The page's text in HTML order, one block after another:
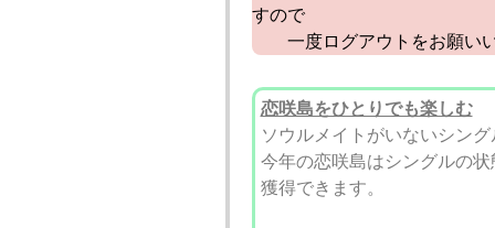
すので
一度ログアウトをお願い
恋咲島をひとりでも楽しむ
ソウルメイトがいないシン
今年の恋咲島はシングルの
獲得できます。